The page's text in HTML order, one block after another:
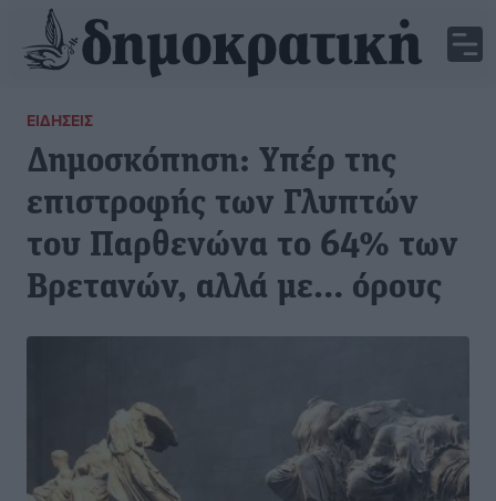
ΕΙΔΉΣΕΙΣ
Δημοσκόπηση: Υπέρ της
επιστροφής των Γλυπτών
του Παρθενώνα το 64% των
Βρετανών, αλλά με… όρους